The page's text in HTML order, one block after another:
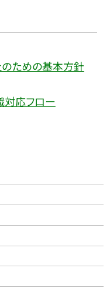
ための基本方針
対応フロー